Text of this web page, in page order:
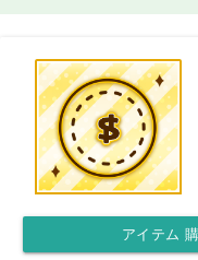
アイテム